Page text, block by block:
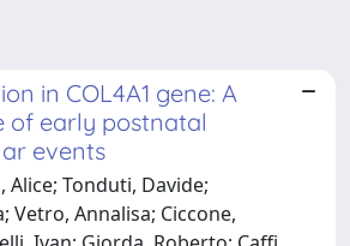
in COL4A1 gene: A
of early postnatal
events
Alice; Tonduti, Davide;
Vetro, Annalisa; Ciccone,